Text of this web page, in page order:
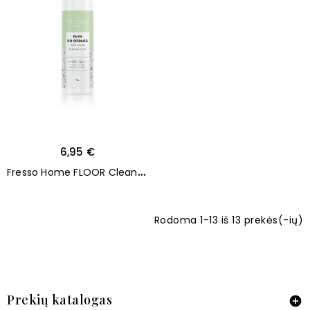
6,95 €
F
resso Home FLOOR Cleaner 1000ml
Rodoma 1-13 iš 13 prekės(-ių)
Prekių katalogas 